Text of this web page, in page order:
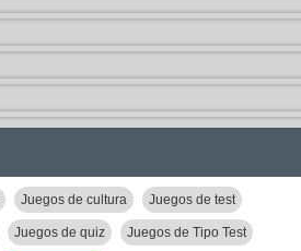
Juegos de cultura Juegos de test
Juegos de quiz Juegos de Tipo Test